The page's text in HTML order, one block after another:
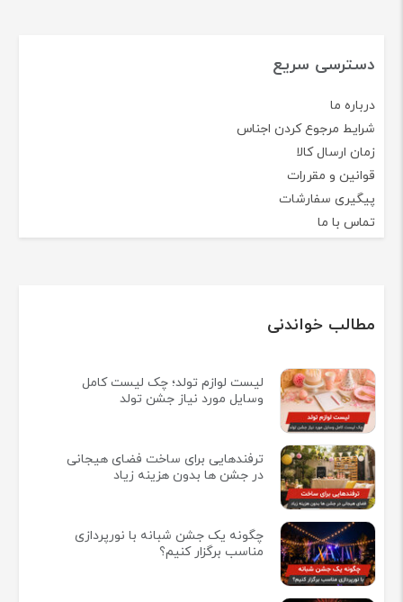
دسترسی سریع
درباره ما
شرایط مرجوع کردن اجناس
زمان ارسال کالا
قوانین و مقررات
پیگیری سفارشات
تماس با ما
مطالب خواندنی
لیست لوازم تولد؛ چک لیست کامل
وسایل مورد نیاز جشن تولد
ترفندهایی برای ساخت فضای هیجانی
در جشن ها بدون هزینه زیاد
چگونه یک جشن شبانه با نورپردازی
مناسب برگزار کنیم؟